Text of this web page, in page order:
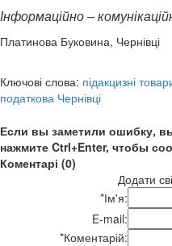
Інформаційно –
Платинова Буковина, Чернівці
Ключові слова: підакцизні
податкова Чернівці
Если вы заметили ошибку,
нажмите Ctrl+Enter, чтобы
Коментарі (0)
Додати
*Ім'я:
E-mail:
*Коментарій: